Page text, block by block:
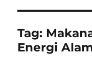
Tag:
Energi